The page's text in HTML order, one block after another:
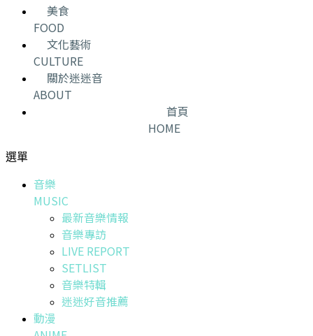
美食
FOOD
文化藝術
CULTURE
關於迷迷音
ABOUT
首頁
HOME
選單
音樂
MUSIC
最新音樂情報
音樂專訪
LIVE REPORT
SETLIST
音樂特輯
迷迷好音推薦
動漫